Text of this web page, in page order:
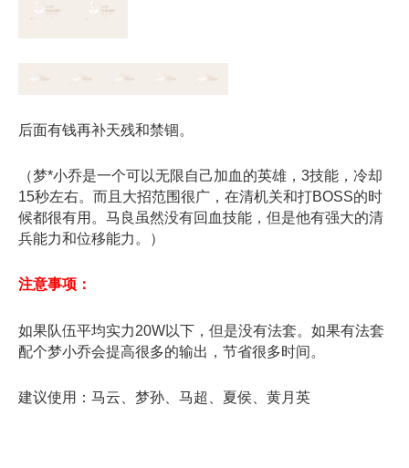
后面有钱再补天残和禁锢。
（梦*小乔是一个可以无限自己加血的英雄，3技能，冷却
15秒左右。而且大招范围很广，在清机关和打BOSS的时
候都很有用。马良虽然没有回血技能，但是他有强大的清
兵能力和位移能力。）
注意事项：
如果队伍平均实力20W以下，但是没有法套。如果有法套
配个梦小乔会提高很多的输出，节省很多时间。
建议使用：马云、梦孙、马超、夏侯、黄月英